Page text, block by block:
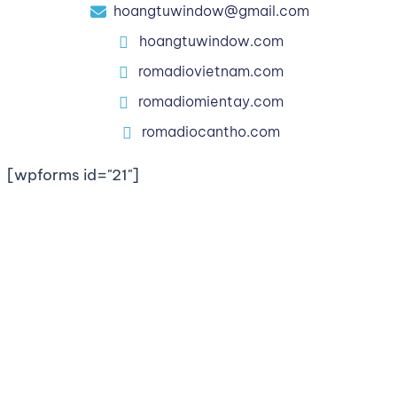
hoangtuwindow@gmail.com
hoangtuwindow.com
romadiovietnam.com
romadiomientay.com
romadiocantho.com
[wpforms id="21"]